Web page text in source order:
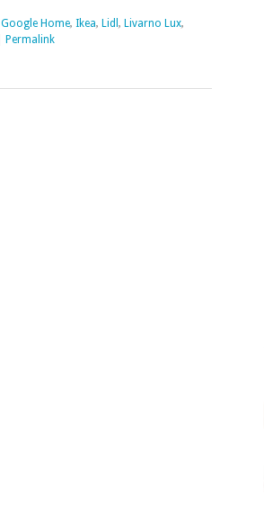
Google Home, Ikea, Lidl , Livarno Lux,
Permalink